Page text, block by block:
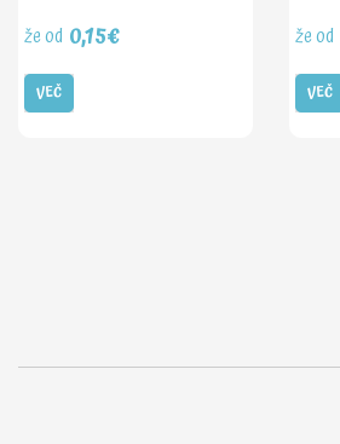
že od 0,15€
VEČ
že od
VEČ